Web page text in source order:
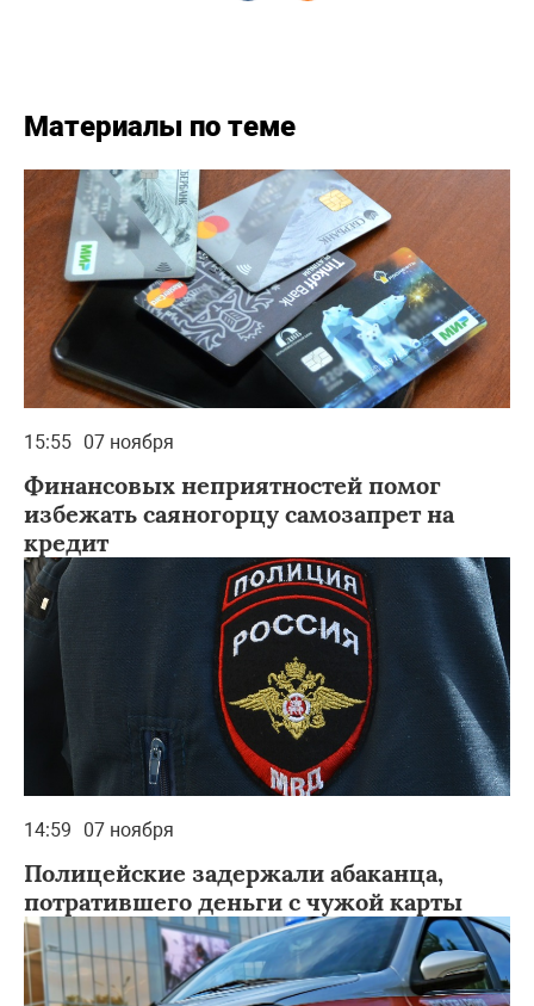
Материалы по теме
15:55 07 ноября
Финансовых неприятностей помог
избежать саяногорцу самозапрет на
кредит
14:59 07 ноября
Полицейские задержали абаканца,
потратившего деньги с чужой карты